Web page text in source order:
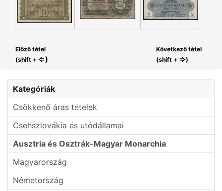
Kategóriák
Csökkenő áras tételek
Csehszlovákia és utódállamai
Ausztria és Osztrák-Magyar Monarchia
Magyarország
Németország
Előző tétel
(shift + ⇐)
Következő tétel
(shift + ⇒)